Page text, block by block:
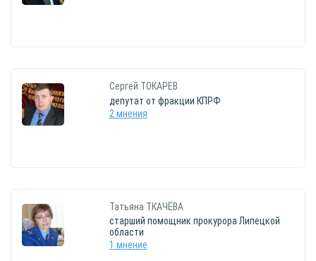
Сергей ТОКАРЕВ
депутат от фракции КПРФ
2 мнения
Татьяна ТКАЧЁВА
старший помощник прокурора Липецкой
области
1 мнение